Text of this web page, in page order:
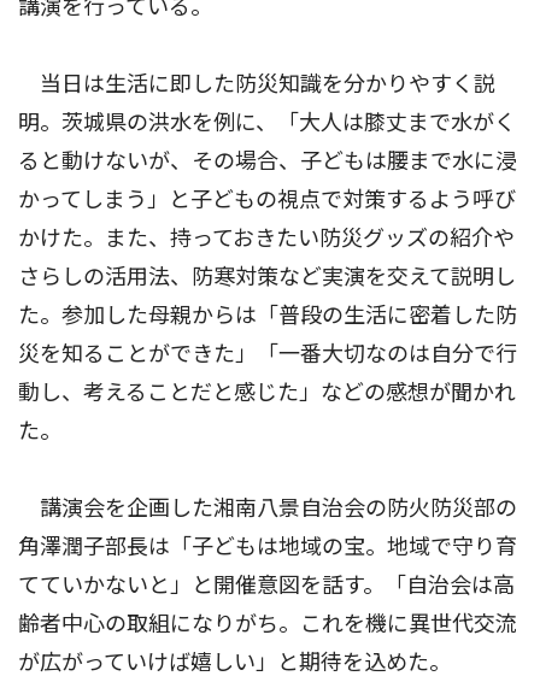
講演を行っている。
当日は生活に即した防災知識を分かりやすく説
明。茨城県の洪水を例に、「大人は膝丈まで水がく
ると動けないが、その場合、子どもは腰まで水に浸
かってしまう」と子どもの視点で対策するよう呼び
かけた。また、持っておきたい防災グッズの紹介や
さらしの活用法、防寒対策など実演を交えて説明し
た。参加した母親からは「普段の生活に密着した防
災を知ることができた」「一番大切なのは自分で行
動し、考えることだと感じた」などの感想が聞かれ
た。
講演会を企画した湘南八景自治会の防火防災部の
角澤潤子部長は「子どもは地域の宝。地域で守り育
てていかないと」と開催意図を話す。「自治会は高
齢者中心の取組になりがち。これを機に異世代交流
が広がっていけば嬉しい」と期待を込めた。